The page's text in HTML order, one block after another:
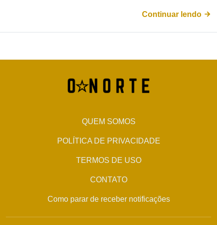
Continuar lendo
QUEM SOMOS
POLÍTICA DE PRIVACIDADE
TERMOS DE USO
CONTATO
Como parar de receber notificações